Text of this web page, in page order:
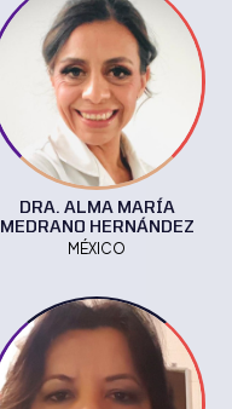
DRA. ALMA MARÍA
MEDRANO HERNÁNDEZ
MÉXICO